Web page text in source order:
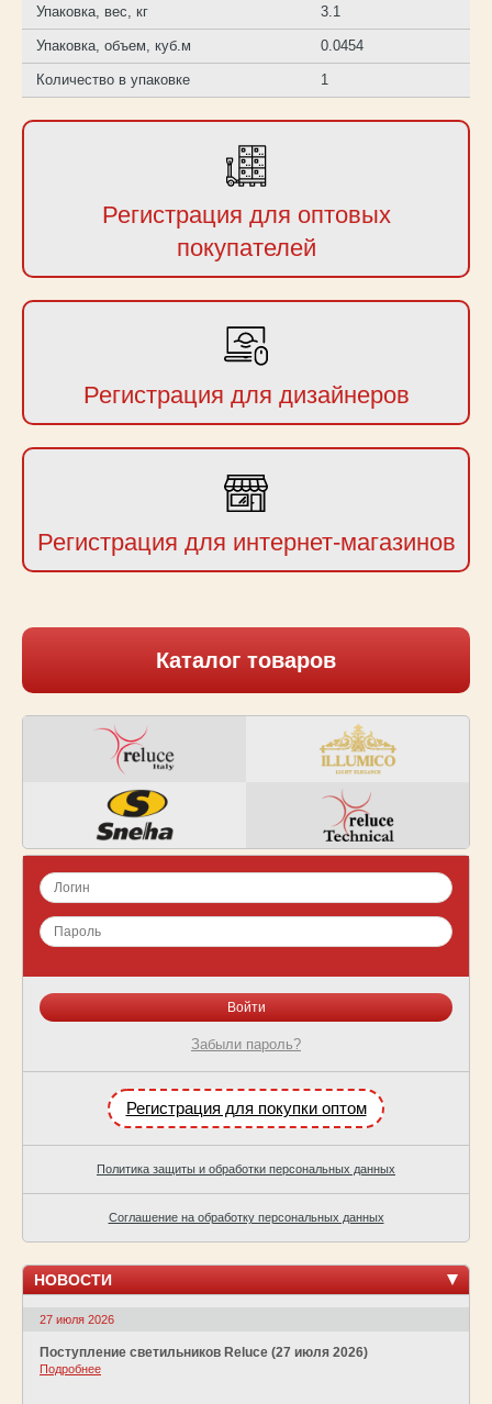
Упаковка, вес, кг 3.1
Упаковка, объем, куб.м 0.0454
Количество в упаковке 1
Регистрация для оптовых
покупателей
Регистрация для дизайнеров
Регистрация для интернет-магазинов
Каталог товаров
Забыли пароль?
Регистрация для покупки оптом
Политика защиты и обработки персональных данных
Соглашение на обработку персональных данных
НОВОСТИ
27 июля 2026
Поступление светильников Reluce (27 июля 2026)
Подробнее